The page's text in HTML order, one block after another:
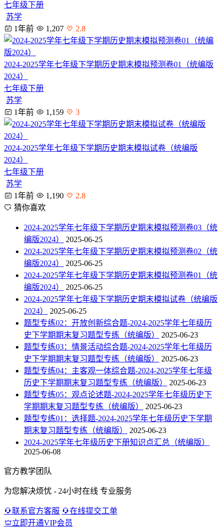
七年级下册
苏学
1年前
1,207 2.8
2024-2025学年七年级下学期历史期末模拟预测卷01（统编版
2024）
七年级下册
苏学
1年前
1,159 3
2024-2025学年七年级下学期历史期末模拟试卷（统编版
2024）
七年级下册
苏学
1年前
1,190
2.8
猜你喜欢
2024-2025学年七年级下学期历史期末模拟预测卷03（统
编版2024）
2025-06-25
2024-2025学年七年级下学期历史期末模拟预测卷02（统
编版2024）
2025-06-25
2024-2025学年七年级下学期历史期末模拟预测卷01（统
编版2024）
2025-06-25
2024-2025学年七年级下学期历史期末模拟试卷（统编版
2024）
2025-06-25
题型专练02：开放创新综合题-2024-2025学年七年级历
史下学期期末复习题型专练（统编版）
2025-06-23
题型专练03：情景活动综合题-2024-2025学年七年级历
史下学期期末复习题型专练（统编版）
2025-06-23
题型专练04：主客观一体综合题-2024-2025学年七年级
历史下学期期末复习题型专练（统编版）
2025-06-23
题型专练05：观点论述题-2024-2025学年七年级历史下
学期期末复习题型专练（统编版）
2025-06-23
题型专练01：选择题-2024-2025学年七年级历史下学期
期末复习题型专练（统编版）
2025-06-23
2024-2025学年七年级历史下册知识点汇总（统编版）
2025-06-08
官方教学团队
为您解决烦忧 - 24小时在线 专业服务
联系官方客服
在线提交工单
立即开通VIP会员